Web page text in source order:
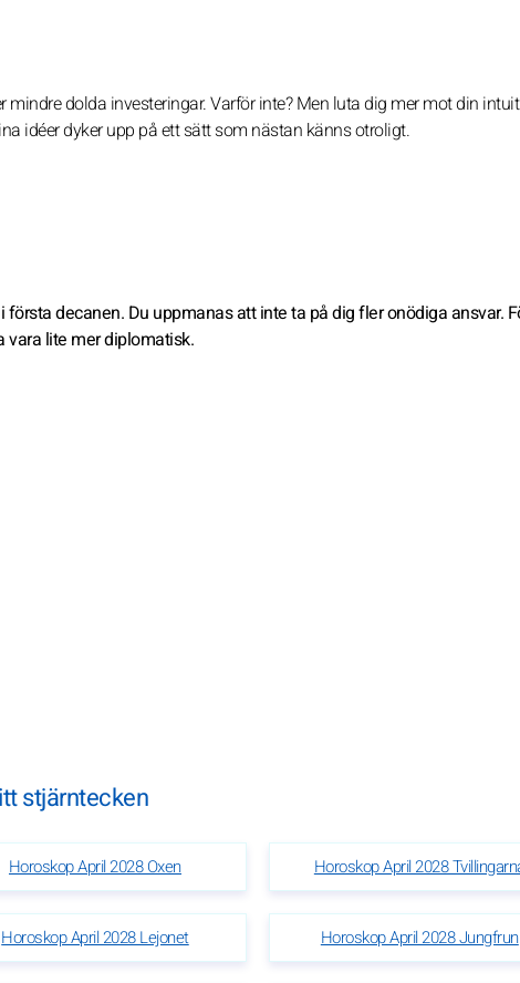
dolda investeringar. Varför inte? Men luta dig mer mot din
idéer dyker upp på ett sätt som nästan känns otroligt.
decanen. Du uppmanas att inte ta på dig fler onödiga ansvar.
vara lite mer diplomatisk.
stjärntecken
Horoskop April 2028 Oxen Horoskop April 2028
Horoskop April 2028 Lejonet Horoskop April 2028 Jungfrun